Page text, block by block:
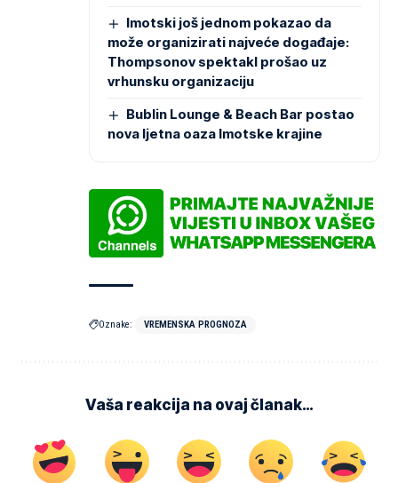
Imotski još jednom pokazao da
može organizirati najveće događaje:
Thompsonov spektakl prošao uz
vrhunsku organizaciju
Bublin Lounge & Beach Bar postao
nova ljetna oaza Imotske krajine
Oznake: VREMENSKA PROGNOZA
Vaša reakcija na ovaj članak…